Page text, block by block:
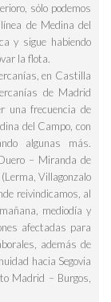
sólo podemos
de Medina del
y sigue habiendo
la flota.
en Castilla
de Madrid
una frecuencia de
del Campo , con
algunas más.
– Miranda de
Lerma, Villagonzalo
reivindicamos, al
mediodía y
afectadas para
además de
hacia Segovia
Madrid – Burgos